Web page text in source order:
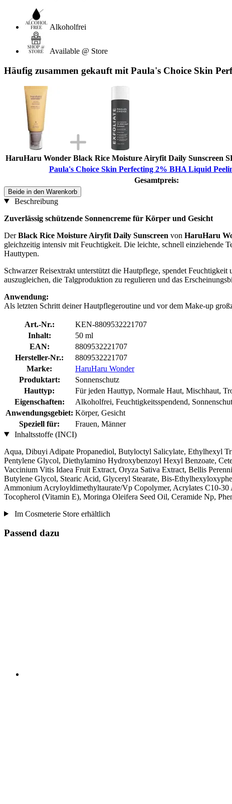
Alkoholfrei
Available @ Store
Häufig zusammen gekauft mit Paula's Choice Skin
HaruHaru Wonder Black Rice Moisture Airyfit Daily Sunscreen
Paula's Choice Skin Perfecting 2% BHA Liquid
Gesamtpreis:
Beide in den Warenkorb
Beschreibung
Zuverlässig schützende Sonnencreme für Körper und Gesicht
DerBlack Rice Moisture Airyfit Daily Sunscreen von HaruHaru
gleichzeitig intensiv mit Feuchtigkeit. Die leichte, schnell einziehende
Hauttypen.
Schwarzer Reisextrakt unterstützt die Hautpflege, spendet
auszugleichen, die Talgproduktion zu regulieren und das
Anwendung:
Als letzten Schritt deiner Hautpflegeroutine und vor dem Make-up
Art.-Nr.:
KEN-8809532221707
Inhalt:
50 ml
EAN:
8809532221707
Hersteller-Nr.:
8809532221707
Marke:
HaruHaru Wonder
Produktart:
Sonnenschutz
Hauttyp:
Für jeden Hauttyp, Normale Haut, Mischhaut,
Eigenschaften:
Alkoholfrei, Feuchtigkeitsspendend,
Anwendungsgebiet: Körper, Gesicht
Speziell für:
Frauen, Männer
Inhaltsstoffe (INCI)
Aqua, Dibuyi Adipate Propanediol, Butyloctyl Salicylate, Ethylhexyl
Pentylene Glycol, Diethylamino Hydroxybenzoyl Hexyl Benzoate,
Vaccinium Vitis Idaea Fruit Extract, Oryza Sativa Extract, Bellis
Butylene Glycol, Stearic Acid, Glyceryl Stearate, Bis-
Ammonium Acryloyldimethyltaurate/Vp Copolymer, Acrylates C10-
Tocopherol (Vitamin E), Moringa Oleifera Seed Oil, Ceramide Np,
Im Cosmeterie Store erhältlich
Passend dazu